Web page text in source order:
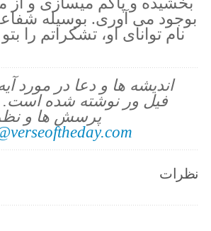
بوجود مى آورى. بوسيله
نام تواناى او، تشكراتم را
اندیشه ها و دعا در مورد
فیل ور نوشته شده است.
پرسش ها و
نظرات